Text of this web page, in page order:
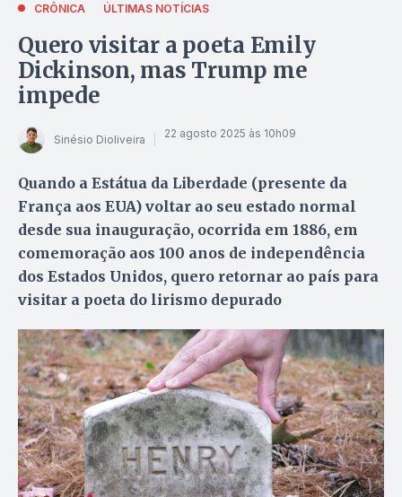
CRÔNICA ÚLTIMAS NOTÍCIAS
Quero visitar a poeta Emily
Dickinson, mas Trump me
impede
Sinésio Dioliveira 22 agosto 2025 às 10h09
Quando a Estátua da Liberdade (presente da
França aos EUA) voltar ao seu estado normal
desde sua inauguração, ocorrida em 1886, em
comemoração aos 100 anos de independência
dos Estados Unidos, quero retornar ao país para
visitar a poeta do lirismo depurado